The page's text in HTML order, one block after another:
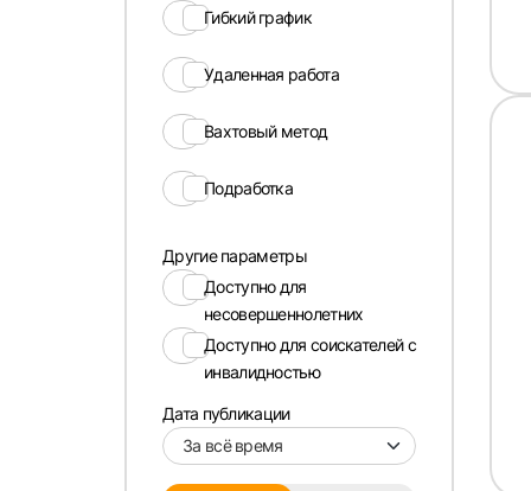
Гибкий график
Удаленная работа
Вахтовый метод
Подработка
Другие параметры
Доступно для
несовершеннолетних
Доступно для соискателей с
инвалидностью
Дата публикации
За всё время